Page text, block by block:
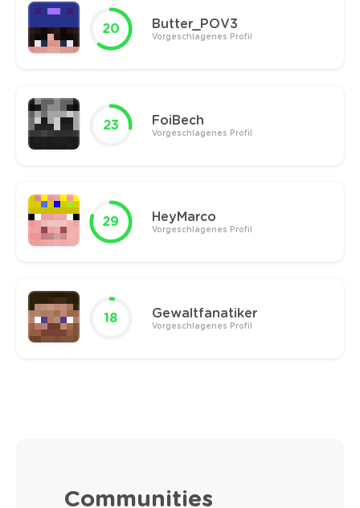
20 Butter_POV3
Vorgeschlagenes Profil
23 FoiBech
Vorgeschlagenes Profil
29 HeyMarco
Vorgeschlagenes Profil
18 Gewaltfanatiker
Vorgeschlagenes Profil
Communities